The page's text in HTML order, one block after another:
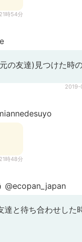
時54分
の友達)見つけた時の
2019-
時48分
@ecopan_japan
達と待ち合わせした